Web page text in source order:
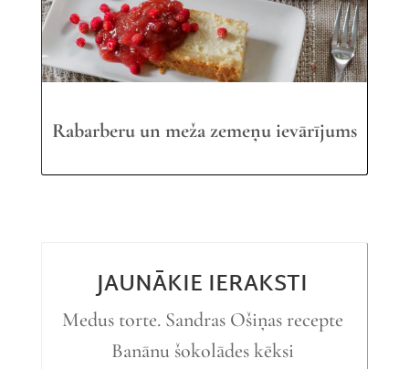
Rabarberu un meža zemeņu ievārījums
JAUNĀKIE IERAKSTI
Medus torte. Sandras Ošiņas recepte
Banānu šokolādes kēksi